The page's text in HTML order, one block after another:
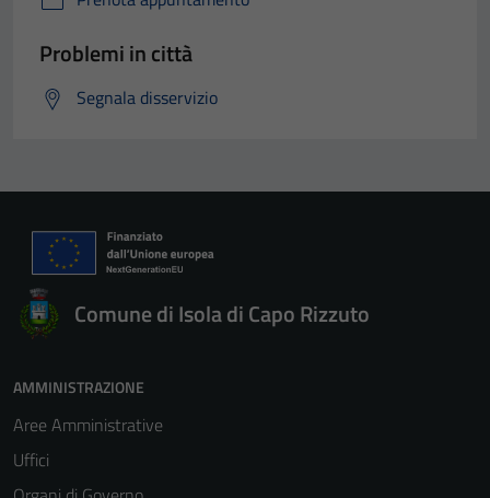
Problemi in città
Segnala disservizio
Comune di Isola di Capo Rizzuto
AMMINISTRAZIONE
Aree Amministrative
Uffici